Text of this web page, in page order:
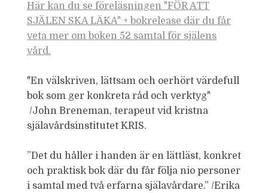
Här kan du se föreläsningen "FÖR ATT
SJÄLEN SKA LÄKA" + bokrelease där du får
veta mer om boken 52 samtal för själens
vård.
"En välskriven, lättsam och oerhört värdefull
bok som ger konkreta råd och verktyg"
/John Breneman, terapeut vid kristna
själavårdsinstitutet KRIS.
”Det du håller i handen är en lättläst, konkret
och praktisk bok där du får följa nio personer
i samtal med två erfarna själavårdare.” /Erika